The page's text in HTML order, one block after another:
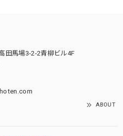
田馬場3-2-2青柳ビル4F
ABOUT